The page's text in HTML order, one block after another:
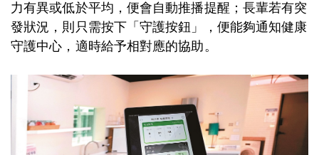
力有異或低於平均，便會自動推播提醒；長輩若有突
發狀況，則只需按下「守護按鈕」，便能夠通知健康
守護中心，適時給予相對應的協助。